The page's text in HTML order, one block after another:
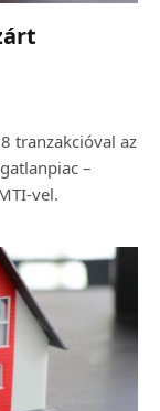
tranzakcióval az
–
vel.